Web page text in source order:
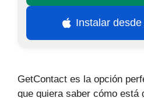
Instalar
GetContact es la opción
que quiera saber cómo está